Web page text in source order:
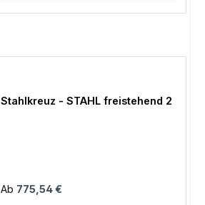
Stahlkreuz - STAHL freistehend 2
Regulärer Preis:
Ab 775,54 €